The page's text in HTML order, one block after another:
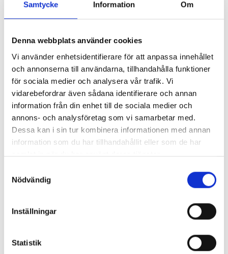
Samtycke Information Om
Denna webbplats använder cookies
Vi använder enhetsidentifierare för att anpassa innehållet
och annonserna till användarna, tillhandahålla funktioner
för sociala medier och analysera vår trafik. Vi
vidarebefordrar även sådana identifierare och annan
information från din enhet till de sociala medier och
annons- och analysföretag som vi samarbetar med.
Dessa kan i sin tur kombinera informationen med annan
information som du har tillhandahållit eller som de har
samlat in när du har använt deras tjänster.
Nödvändig
Inställningar
Statistik
Så mycket tjänar mediecheferna